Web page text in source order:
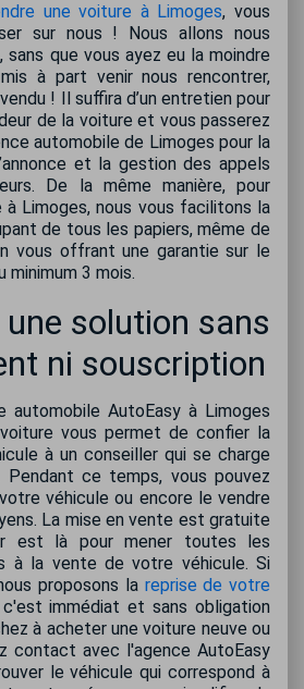
une voiture à Limoges, vous
sur nous ! Nous allons nous
que vous ayez eu la moindre
à part venir nous rencontrer,
! Il suffira d’un entretien pour
de la voiture et vous passerez
automobile de Limoges pour la
et la gestion des appels
De la même manière, pour
Limoges, nous vous facilitons la
de tous les papiers, même de
vous offrant une garantie sur le
minimum 3 mois.
solution sans
ni souscription
automobile AutoEasy à Limoges
vous permet de confier la
à un conseiller qui se charge
ce temps, vous pouvez
véhicule ou encore le vendre
La mise en vente est gratuite
est là pour mener toutes les
à la vente de votre véhicule. Si
proposons la reprise de votre
immédiat et sans obligation
à acheter une voiture neuve ou
contact avec l'agence AutoEasy
le véhicule qui correspond à